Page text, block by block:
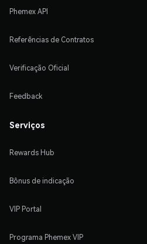
Phemex API
Referências de Contratos
Verificação Oficial
Feedback
Serviços
Rewards Hub
Bônus de indicação
VIP Portal
Programa Phemex VIP